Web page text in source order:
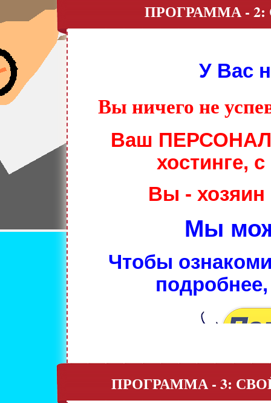
ПРОГРАММА - 2:
У Вас
Вы ничего не
Ваш
хостинге,
Вы - хозяин
Мы
Чтобы
ПРОГРАММА - 3: